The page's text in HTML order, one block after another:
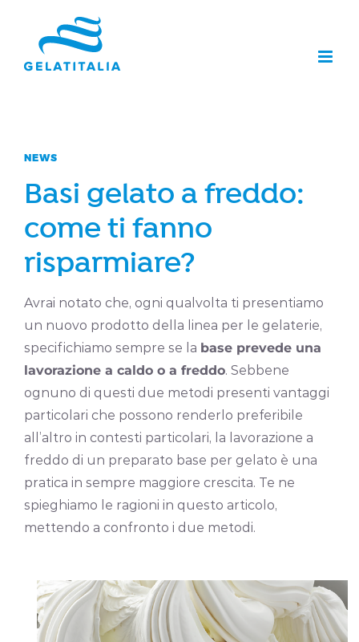
contenuto
NEWS
Basi gelato a freddo:
come ti fanno
risparmiare?
Avrai notato che, ogni qualvolta ti presentiamo
un nuovo prodotto della linea per le gelaterie,
specifichiamo sempre se la base prevede una
lavorazione a caldo o a freddo. Sebbene
ognuno di questi due metodi presenti vantaggi
particolari che possono renderlo preferibile
all’altro in contesti particolari, la lavorazione a
freddo di un preparato base per gelato è una
pratica in sempre maggiore crescita. Te ne
spieghiamo le ragioni in questo articolo,
mettendo a confronto i due metodi.